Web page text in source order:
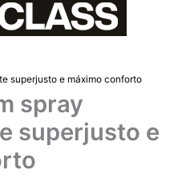
superjusto e máximo conforto
spray
superjusto e